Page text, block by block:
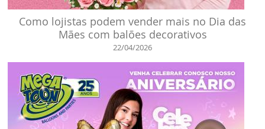
Como lojistas podem vender mais no Dia das
Mães com balões decorativos
22/04/2026